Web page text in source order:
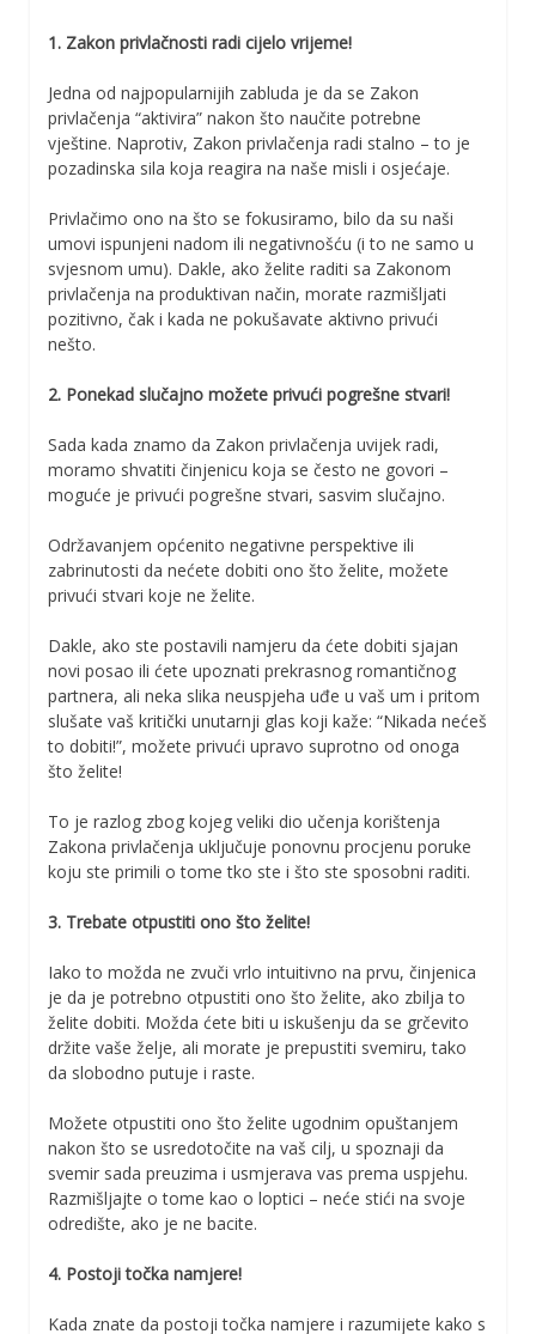
1. Zakon privlačnosti radi cijelo vrijeme!
Jedna od najpopularnijih zabluda je da se Zakon
privlačenja “aktivira” nakon što naučite potrebne
vještine. Naprotiv, Zakon privlačenja radi stalno – to je
pozadinska sila koja reagira na naše misli i osjećaje.
Privlačimo ono na što se fokusiramo, bilo da su naši
umovi ispunjeni nadom ili negativnošću (i to ne samo u
svjesnom umu). Dakle, ako želite raditi sa Zakonom
privlačenja na produktivan način, morate razmišljati
pozitivno, čak i kada ne pokušavate aktivno privući
nešto.
2. Ponekad slučajno možete privući pogrešne stvari!
Sada kada znamo da Zakon privlačenja uvijek radi,
moramo shvatiti činjenicu koja se često ne govori –
moguće je privući pogrešne stvari, sasvim slučajno.
Održavanjem općenito negativne perspektive ili
zabrinutosti da nećete dobiti ono što želite, možete
privući stvari koje ne želite.
Dakle, ako ste postavili namjeru da ćete dobiti sjajan
novi posao ili ćete upoznati prekrasnog romantičnog
partnera, ali neka slika neuspjeha uđe u vaš um i pritom
slušate vaš kritički unutarnji glas koji kaže: “Nikada nećeš
to dobiti!”, možete privući upravo suprotno od onoga
što želite!
To je razlog zbog kojeg veliki dio učenja korištenja
Zakona privlačenja uključuje ponovnu procjenu poruke
koju ste primili o tome tko ste i što ste sposobni raditi.
3. Trebate otpustiti ono što želite!
Iako to možda ne zvuči vrlo intuitivno na prvu, činjenica
je da je potrebno otpustiti ono što želite, ako zbilja to
želite dobiti. Možda ćete biti u iskušenju da se grčevito
držite vaše želje, ali morate je prepustiti svemiru, tako
da slobodno putuje i raste.
Možete otpustiti ono što želite ugodnim opuštanjem
nakon što se usredotočite na vaš cilj, u spoznaji da
svemir sada preuzima i usmjerava vas prema uspjehu.
Razmišljajte o tome kao o loptici – neće stići na svoje
odredište, ako je ne bacite.
4. Postoji točka namjere!
Kada znate da postoji točka namjere i razumijete kako s